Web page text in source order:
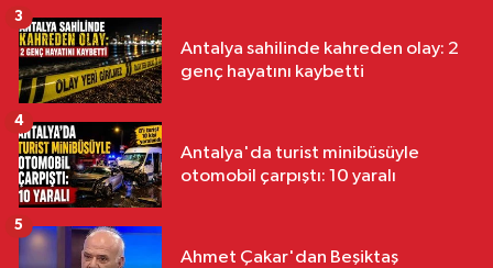
Antalya sahilinde kahreden olay: 2
genç hayatını kaybetti
3
Antalya'da turist minibüsüyle
otomobil çarpıştı: 10 yaralı
4
Ahmet Çakar'dan Beşiktaş
5